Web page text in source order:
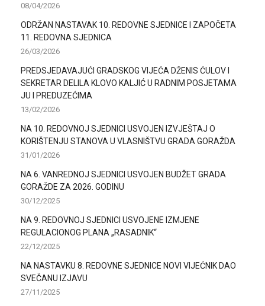
08/04/2026
ODRŽAN NASTAVAK 10. REDOVNE SJEDNICE I ZAPOČETA
11. REDOVNA SJEDNICA
26/03/2026
PREDSJEDAVAJUĆI GRADSKOG VIJEĆA DŽENIS ĆULOV I
SEKRETAR DELILA KLOVO KALJIĆ U RADNIM POSJETAMA
JU I PREDUZEĆIMA
13/02/2026
NA 10. REDOVNOJ SJEDNICI USVOJEN IZVJEŠTAJ O
KORIŠTENJU STANOVA U VLASNIŠTVU GRADA GORAŽDA
31/01/2026
NA 6. VANREDNOJ SJEDNICI USVOJEN BUDŽET GRADA
GORAŽDE ZA 2026. GODINU
30/12/2025
NA 9. REDOVNOJ SJEDNICI USVOJENE IZMJENE
REGULACIONOG PLANA „RASADNIK“
22/12/2025
NA NASTAVKU 8. REDOVNE SJEDNICE NOVI VIJEĆNIK DAO
SVEČANU IZJAVU
27/11/2025